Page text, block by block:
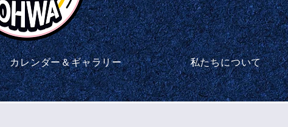
カレンダー＆ギャラリー 私たちについて